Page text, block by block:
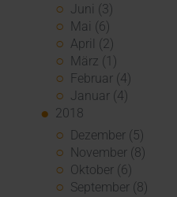
Juni (3)
Mai (6)
April (2)
März (1)
Februar (4)
Januar (4)
2018
Dezember (5)
November (8)
Oktober (6)
September (8)